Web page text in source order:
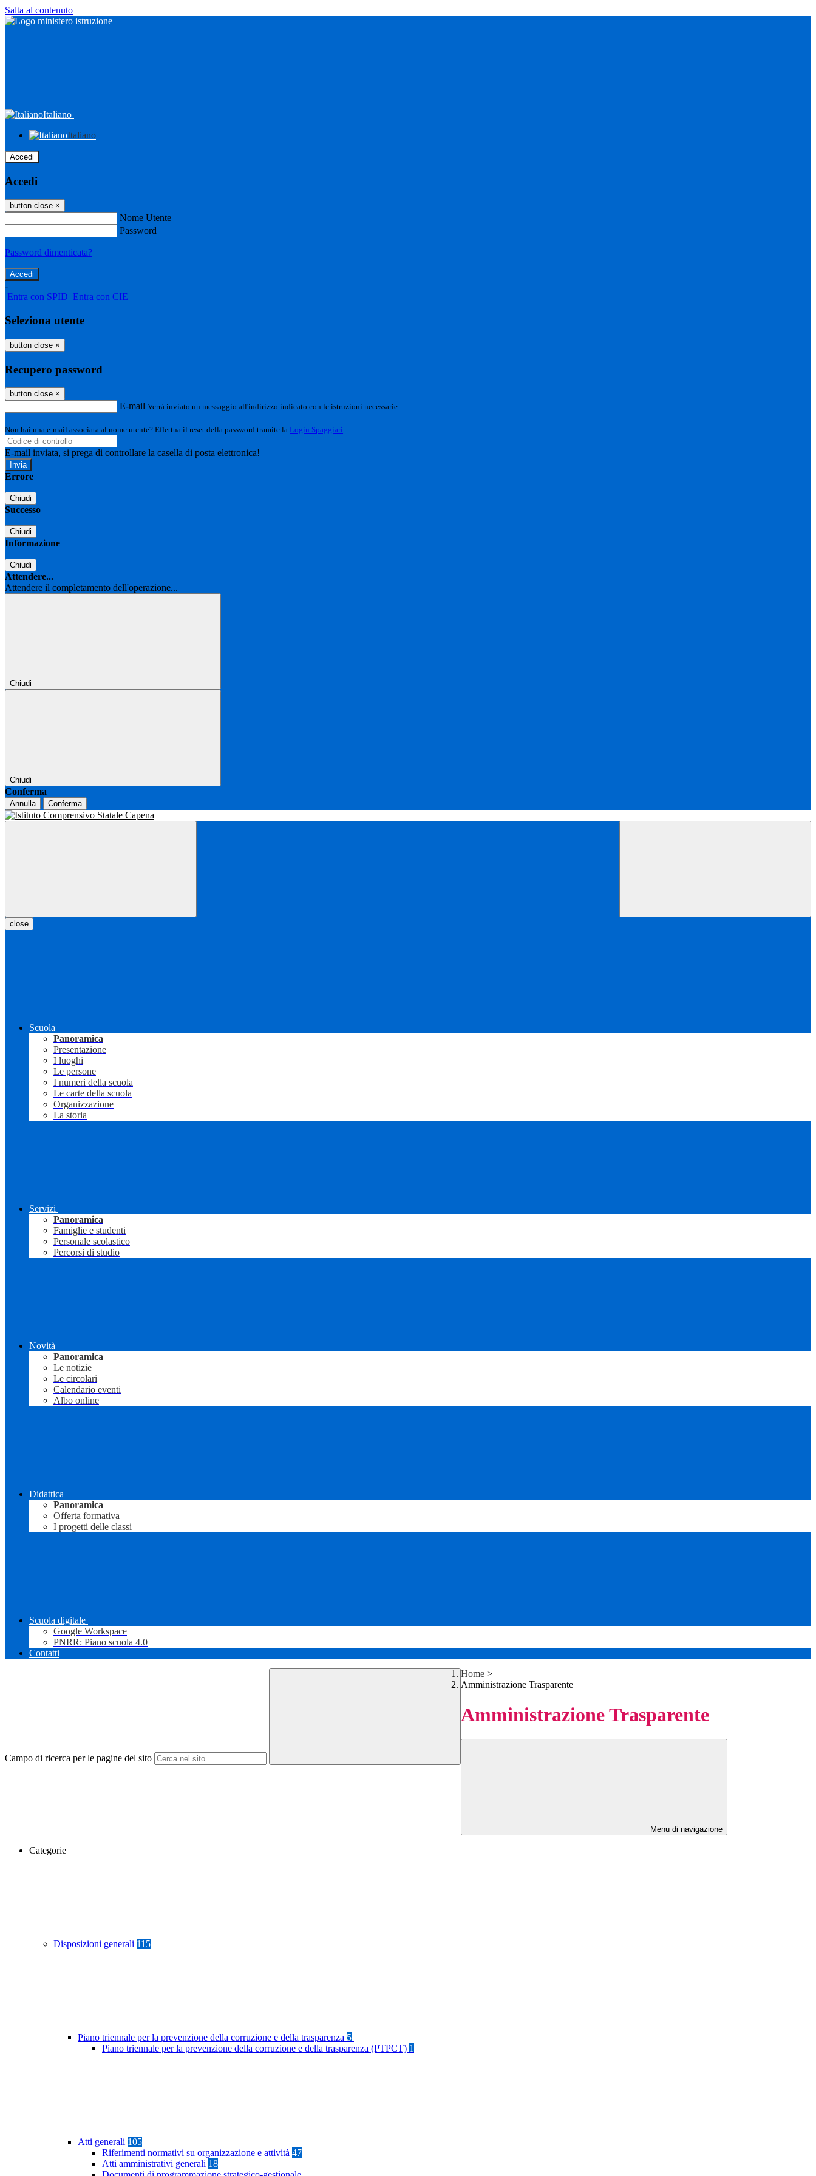
Salta al contenuto
Italiano
Italiano
Accedi
Accedi
button close ×
Nome Utente
Password
Password dimenticata?
-
Entra con SPID Entra con CIE
Seleziona utente
button close ×
Recupero password
button close ×
E-mail Verrà inviato un messaggio all'indirizzo indicato con le istruzioni necessarie.
Non hai una e-mail associata al nome utente? Effettua il reset della password tramite la Login Spaggiari
E-mail inviata, si prega di controllare la casella di posta elettronica!
Errore
Chiudi
Successo
Chiudi
Informazione
Chiudi
Attendere...
Attendere il completamento dell'operazione...
Chiudi
Chiudi
Conferma
Annulla Conferma
close
Scuola
Panoramica
Presentazione
I luoghi
Le persone
I numeri della scuola
Le carte della scuola
Organizzazione
La storia
Servizi
Panoramica
Famiglie e studenti
Personale scolastico
Percorsi di studio
Novità
Panoramica
Le notizie
Le circolari
Calendario eventi
Albo online
Didattica
Panoramica
Offerta formativa
I progetti delle classi
Scuola digitale
Google Workspace
PNRR: Piano scuola 4.0
Contatti
Campo di ricerca per le pagine del sito
Home >
Amministrazione Trasparente
Amministrazione Trasparente
Menu di navigazione
Categorie
Disposizioni generali 115
Piano triennale per la prevenzione della corruzione e della trasparenza 5
Piano triennale per la prevenzione della corruzione e della trasparenza (PTPCT) 1
Atti generali 105
Riferimenti normativi su organizzazione e attività 47
Atti amministrativi generali 18